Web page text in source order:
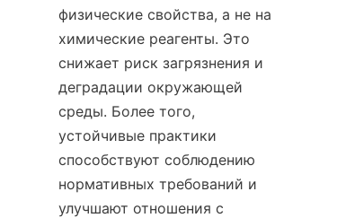
физические свойства, а не на
химические реагенты. Это
снижает риск загрязнения и
деградации окружающей
среды. Более того,
устойчивые практики
способствуют соблюдению
нормативных требований и
улучшают отношения с